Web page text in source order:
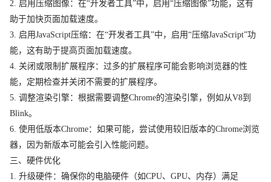
2. 启用压缩图像：在“开发者工具”中，启用“压缩图像”功能，这有
助于加快页面加载速度。
3. 启用JavaScript压缩：在“开发者工具”中，启用“压缩JavaScript”功
能，这有助于提高页面加载速度。
4. 关闭或限制扩展程序：过多的扩展程序可能会影响浏览器的性
能，定期检查并关闭不需要的扩展程序。
5. 调整渲染引擎：根据需要调整Chrome的渲染引擎，例如从V8到
Blink。
6. 使用低版本Chrome：如果可能，尝试使用较旧版本的Chrome浏览
器，因为新版本可能会引入性能问题。
三、硬件优化
1. 升级硬件：确保你的电脑硬件（如CPU、GPU、内存）满足